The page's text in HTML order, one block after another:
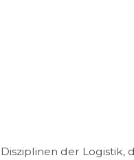
der Logistik,